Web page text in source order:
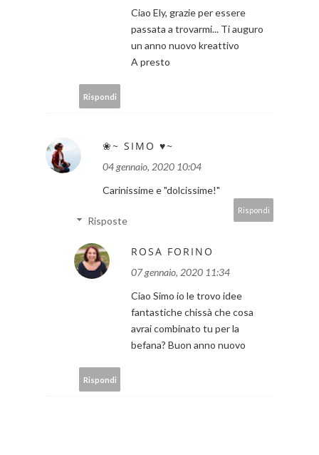
Ciao Ely, grazie per essere
passata a trovarmi... Ti auguro
un anno nuovo kreattivo
A presto
Rispondi
❀~ SIMO ♥~
04 gennaio, 2020 10:04
Carinissime e "dolcissime!"
Rispondi
Risposte
ROSA FORINO
07 gennaio, 2020 11:34
Ciao Simo io le trovo idee
fantastiche chissà che cosa
avrai combinato tu per la
befana? Buon anno nuovo
Rispondi